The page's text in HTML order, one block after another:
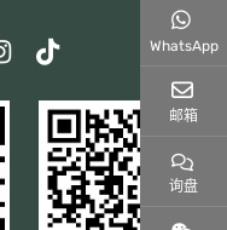
WhatsApp
邮箱
询盘